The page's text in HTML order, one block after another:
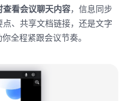
看会议聊天内容，信息同步
、共享文档链接，还是文字
全程紧跟会议节奏。